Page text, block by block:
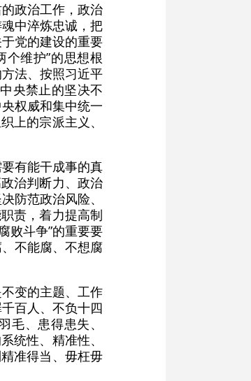
政治工作，政治
中淬炼忠诚，把
党的建设的重要
个维护”的思想根
法、按照习近平
央禁止的坚决不
权威和集中统一
上的宗派主义、
有能干成事的真
治判断力、政治
防范政治风险、
责，着力提高制
败斗争”的重要要
不能腐、不想腐
变的主题、工作
百人、不负十四
、患得患失、
统性、精准性、
准得当、毋枉毋